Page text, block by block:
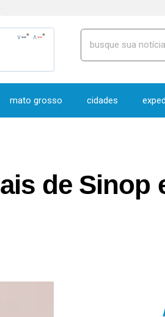
∨--° ∧--°
mato grosso cidades
de Sinop